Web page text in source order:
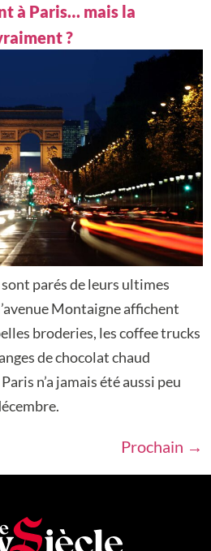
à Paris… mais la
?
sont parés de leurs ultimes
Montaigne affichent
broderies, les coffee trucks
de chocolat chaud
n’a jamais été aussi peu
Prochain →